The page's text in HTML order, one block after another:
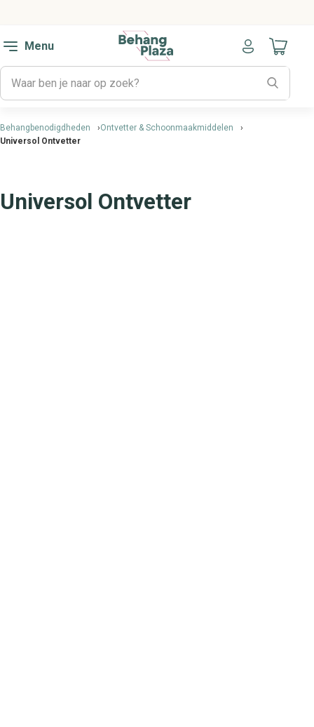
Menu
Naar
Behangbenodigdheden
Ontvetter & Schoonmaakmiddelen
Universol Ontvetter
Universol Ontvetter